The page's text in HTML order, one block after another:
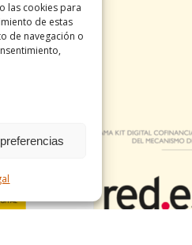
las cookies para
de estas
de navegación o